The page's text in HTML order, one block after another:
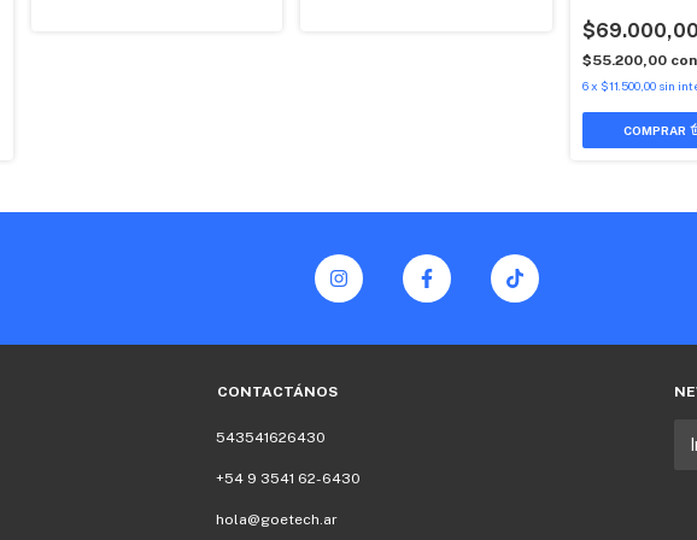
$69.000,00
$55.200,00 con
6 x $11.500,00 sin
CONTACTÁNOS
543541626430
+54 9 3541 62-6430
hola@goetech.ar